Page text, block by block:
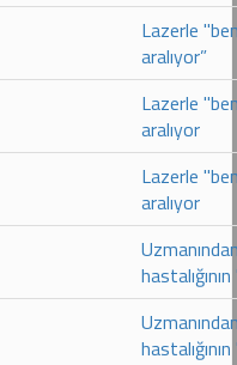
Lazerle
aralıyor”
Lazerle
aralıyor
Lazerle
aralıyor